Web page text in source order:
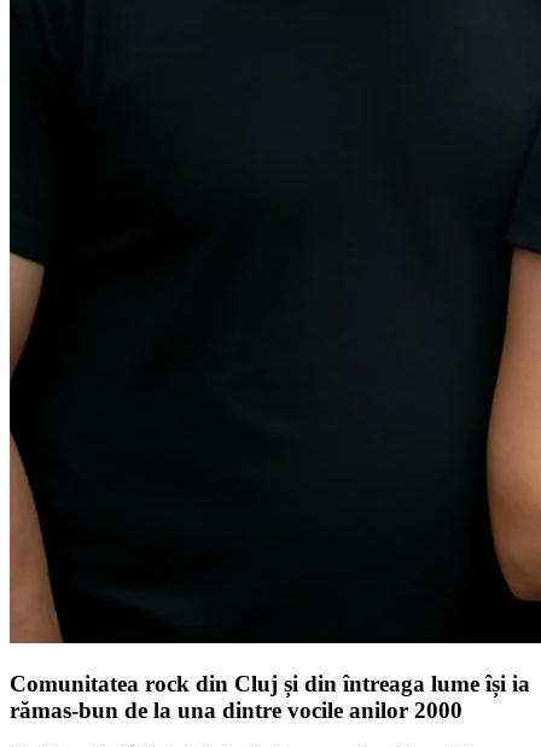
Comunitatea rock din Cluj și din întreaga lume își ia
rămas-bun de la una dintre vocile anilor 2000